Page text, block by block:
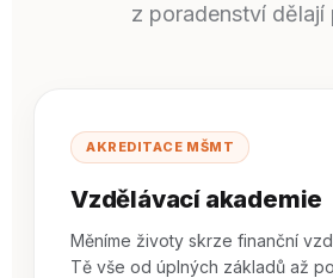
z poradenství dělají
AKREDITACE MŠMT
Vzdělávací akademie
Měníme životy skrze finanční
Tě vše od úplných základů až